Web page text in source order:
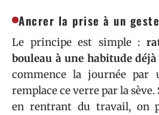
Ancrer la prise à un
Le principe est simple :
bouleau à une habitude
commence la journée par
remplace ce verre par la
en rentrant du travail, on